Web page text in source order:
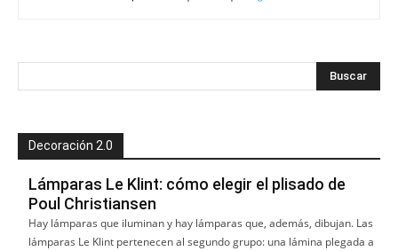
Decoración 2.0
Lámparas Le Klint: cómo elegir el plisado de
Poul Christiansen
Hay lámparas que iluminan y hay lámparas que, además, dibujan. Las
lámparas Le Klint pertenecen al segundo grupo: una lámina plegada a